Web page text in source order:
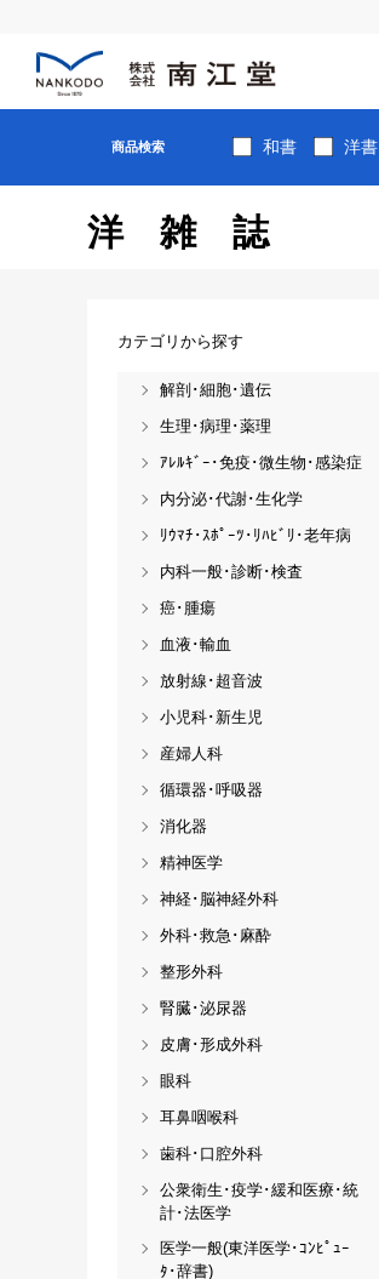
商品検索 和書 洋書
洋雑誌
カテゴリから探す
解剖･細胞･遺伝
生理･病理･薬理
ｱﾚﾙｷﾞｰ･免疫･微生物･感染症
内分泌･代謝･生化学
ﾘｳﾏﾁ･ｽﾎﾟｰﾂ･ﾘﾊﾋﾞﾘ･老年病
内科一般･診断･検査
癌･腫瘍
血液･輸血
放射線･超音波
小児科･新生児
産婦人科
循環器･呼吸器
消化器
精神医学
神経･脳神経外科
外科･救急･麻酔
整形外科
腎臓･泌尿器
皮膚･形成外科
眼科
耳鼻咽喉科
歯科･口腔外科
公衆衛生･疫学･緩和医療･統
計･法医学
医学一般(東洋医学･ｺﾝﾋﾟｭｰ
ﾀ･辞書)